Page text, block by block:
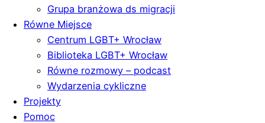
Grupa branżowa ds migracji
Równe Miejsce
Centrum LGBT+ Wrocław
Biblioteka LGBT+ Wrocław
Równe rozmowy – podcast
Wydarzenia cykliczne
Projekty
Pomoc